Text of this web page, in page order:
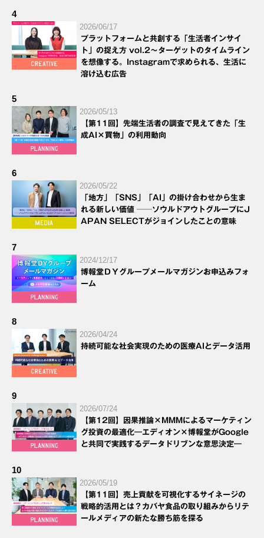
4
2026/06/17
プラットフォームと共創する「生活者インサイ
ト」の捉え方 vol.2～ターゲットのタイムライン
を想像する。Instagramで求められる、生活に
溶け込む広告
5
2026/05/13
【第11回】先端生活者の調査で見えてきた「生
成AI×買物」の利用動向
6
2026/05/22
「地方」「SNS」「AI」の掛け合わせから生ま
れる新しい価値 ──ソウルドアウトグループにJ
APAN SELECTがジョインしたことの意味
7
2024/12/17
博報堂ＤＹグループメールマガジンお申込みフォ
ーム
8
2026/04/24
持続可能な社会実現のための医療AIとデータ活用
9
2026/07/24
【第12回】因果推論×MMMによるマーケティン
グ投資の最適化―エディオン×博報堂がGoogle
と共同で実践するデータドリブンな意思決定―
10
2026/05/19
【第11回】売上貢献を可視化するサイネージの
戦略的活用とは？カバヤ食品の取り組みからリテ
ールメディアの新たな勝ち筋を探る